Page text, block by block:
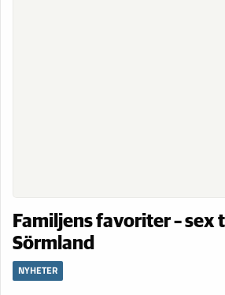
Familjens favoriter – sex
Sörmland
NYHETER